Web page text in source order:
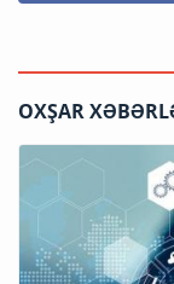
OXŞAR